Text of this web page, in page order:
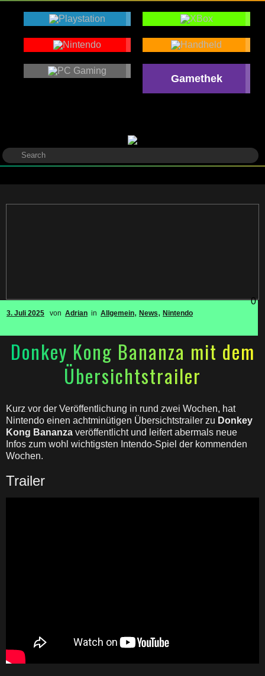
Gamethek
3. Juli 2025 von Adrian in Allgemein, News, Nintendo
0
Donkey Kong Bananza mit dem
Übersichtstrailer
Kurz vor der Veröffentlichung in rund zwei Wochen, hat
Nintendo einen achtminütigen Übersichtstrailer zu Donkey
Kong Bananza veröffentlicht und leifert abermals neue
Infos zum wohl wichtigsten Intendo-Spiel der kommenden
Wochen.
Trailer